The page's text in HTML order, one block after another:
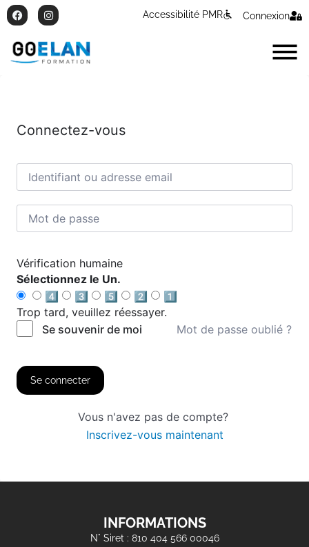
Accessibilité PMR Connexion
Connectez-vous
Vérification humaine
Sélectionnez le Un.
4️⃣
3️⃣ 5️⃣ 2️⃣
1️⃣
Trop tard, veuillez réessayer.
Se souvenir de moi
Mot de passe oublié ?
Se connecter
Vous n'avez pas de compte?
Inscrivez-vous maintenant
INFORMATIONS
N° Siret : 810 404 566 00046